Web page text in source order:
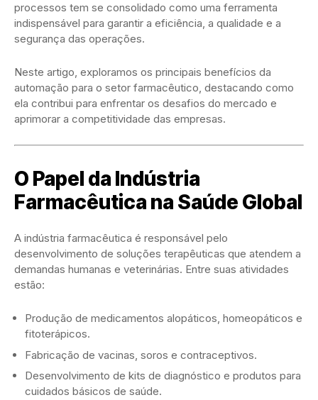
processos tem se consolidado como uma ferramenta
indispensável para garantir a eficiência, a qualidade e a
segurança das operações.
Neste artigo, exploramos os principais benefícios da
automação para o setor farmacêutico, destacando como
ela contribui para enfrentar os desafios do mercado e
aprimorar a competitividade das empresas.
O Papel da Indústria
Farmacêutica na Saúde Global
A indústria farmacêutica é responsável pelo
desenvolvimento de soluções terapêuticas que atendem a
demandas humanas e veterinárias. Entre suas atividades
estão:
Produção de medicamentos alopáticos, homeopáticos e
fitoterápicos.
Fabricação de vacinas, soros e contraceptivos.
Desenvolvimento de kits de diagnóstico e produtos para
cuidados básicos de saúde.